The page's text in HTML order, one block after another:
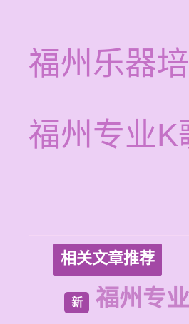
福州乐器
福州专业
相关文章推荐
新 福州专